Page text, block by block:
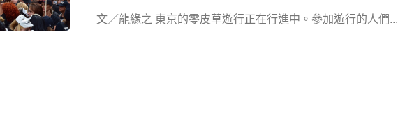
文／龍緣之 東京的零皮草遊行正在行進中。參加遊行的人們...